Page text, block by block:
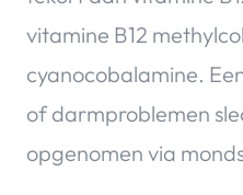
vitamine B12
cyanocobalamine.
of darmproblemen
opgenomen via